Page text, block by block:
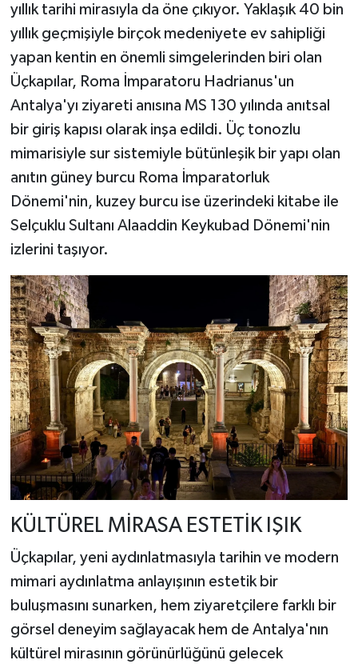
yıllık tarihi mirasıyla da öne çıkıyor. Yaklaşık 40 bin
yıllık geçmişiyle birçok medeniyete ev sahipliği
yapan kentin en önemli simgelerinden biri olan
Üçkapılar, Roma İmparatoru Hadrianus'un
Antalya'yı ziyareti anısına MS 130 yılında anıtsal
bir giriş kapısı olarak inşa edildi. Üç tonozlu
mimarisiyle sur sistemiyle bütünleşik bir yapı olan
anıtın güney burcu Roma İmparatorluk
Dönemi'nin, kuzey burcu ise üzerindeki kitabe ile
Selçuklu Sultanı Alaaddin Keykubad Dönemi'nin
izlerini taşıyor.
KÜLTÜREL MİRASA ESTETİK IŞIK
Üçkapılar, yeni aydınlatmasıyla tarihin ve modern
mimari aydınlatma anlayışının estetik bir
buluşmasını sunarken, hem ziyaretçilere farklı bir
görsel deneyim sağlayacak hem de Antalya'nın
kültürel mirasının görünürlüğünü gelecek